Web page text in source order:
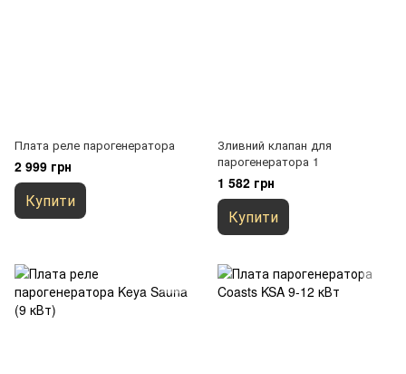
Плата реле парогенератора
2 999 грн
Купити
Зливний клапан для
парогенератора 1
1 582 грн
Купити